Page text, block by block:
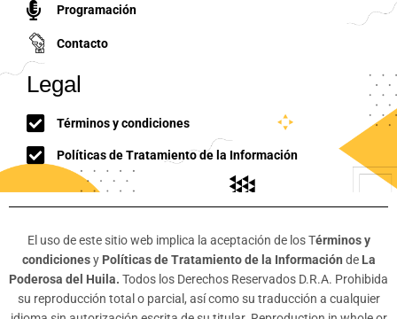
Programación
Contacto
Legal
Términos y condiciones
Políticas de Tratamiento de la Información
El uso de este sitio web implica la aceptación de los Términos y
condicionesy Políticas de Tratamiento de la Información de La
Poderosa del Huila. Todos los Derechos Reservados D.R.A. Prohibida
su reproducción total o parcial, así como su traducción a cualquier